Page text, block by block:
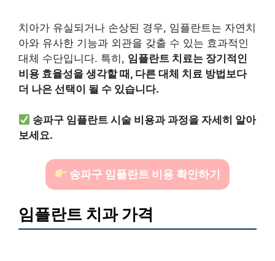
치아가 유실되거나 손상된 경우, 임플란트는 자연치
아와 유사한 기능과 외관을 갖출 수 있는 효과적인
대체 수단입니다. 특히, 임플란트 치료는 장기적인
비용 효율성을 생각할 때, 다른 대체 치료 방법보다
더 나은 선택이 될 수 있습니다.
송파구 임플란트 시술 비용과 과정을 자세히 알아
보세요.
송파구 임플란트 비용 확인하기
임플란트 치과 가격